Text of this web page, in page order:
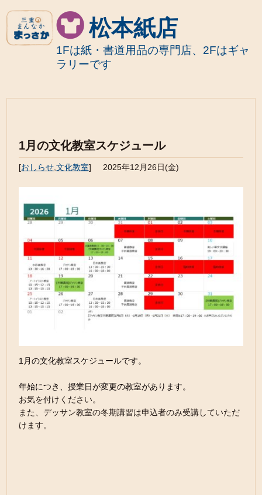
松本紙店
1Fは紙・書道用品の専門店、2Fはギャ
ラリーです
1月の文化教室スケジュール
[おしらせ ,文化教室] 2025年12月26日(金)
1月の文化教室スケジュールです。
年始につき、授業日が変更の教室があります。
お気を付けください。
また、デッサン教室の冬期講習は申込者のみ受講していただ
けます。